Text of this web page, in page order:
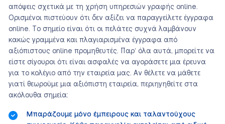
απόψεις σχετικά με τη χρήση υπηρεσιών γραφής online.
Ορισμένοι πιστεύουν ότι δεν αξίζει να παραγγείλετε έγγραφα
online. Το σημείο είναι ότι οι πελάτες συχνά λαμβάνουν
κακώς γραμμένα και πλαγιαρισμένα έγγραφα από
αξιόπιστους online προμηθευτές. Παρ’ όλα αυτά, μπορείτε να
είστε σίγουροι ότι είναι ασφαλές να αγοράσετε μια έρευνα
για το κολέγιο από την εταιρεία μας. Αν θέλετε να μάθετε
γιατί θεωρούμε μια αξιόπιστη εταιρεία, περιηγηθείτε στα
ακόλουθα σημεία:
Μπαράζουμε μόνο έμπειρους και ταλαντούχους